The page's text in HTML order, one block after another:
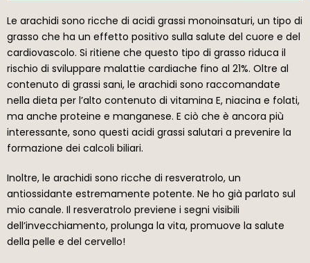
Le arachidi sono ricche di acidi grassi monoinsaturi, un tipo di
grasso che ha un effetto positivo sulla salute del cuore e del
cardiovascolo. Si ritiene che questo tipo di grasso riduca il
rischio di sviluppare malattie cardiache fino al 21%. Oltre al
contenuto di grassi sani, le arachidi sono raccomandate
nella dieta per l’alto contenuto di vitamina E, niacina e folati,
ma anche proteine e manganese. E ciò che è ancora più
interessante, sono questi acidi grassi salutari a prevenire la
formazione dei calcoli biliari.
Inoltre, le arachidi sono ricche di resveratrolo, un
antiossidante estremamente potente. Ne ho già parlato sul
mio canale. Il resveratrolo previene i segni visibili
dell’invecchiamento, prolunga la vita, promuove la salute
della pelle e del cervello!